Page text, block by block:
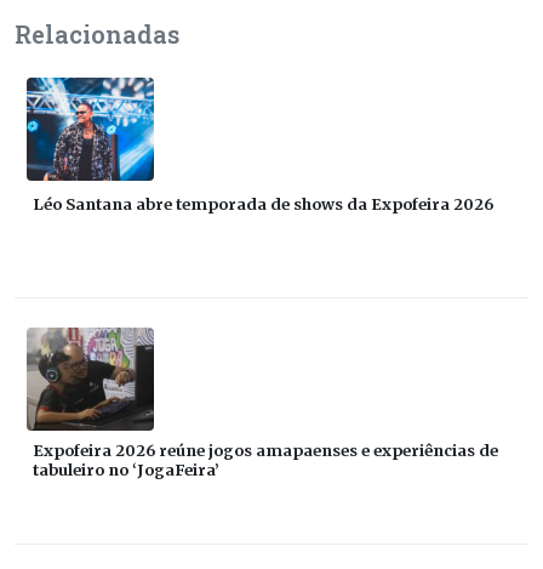
Relacionadas
Léo Santana abre temporada de shows da Expofeira 2026
Expofeira 2026 reúne jogos amapaenses e experiências de
tabuleiro no ‘JogaFeira’